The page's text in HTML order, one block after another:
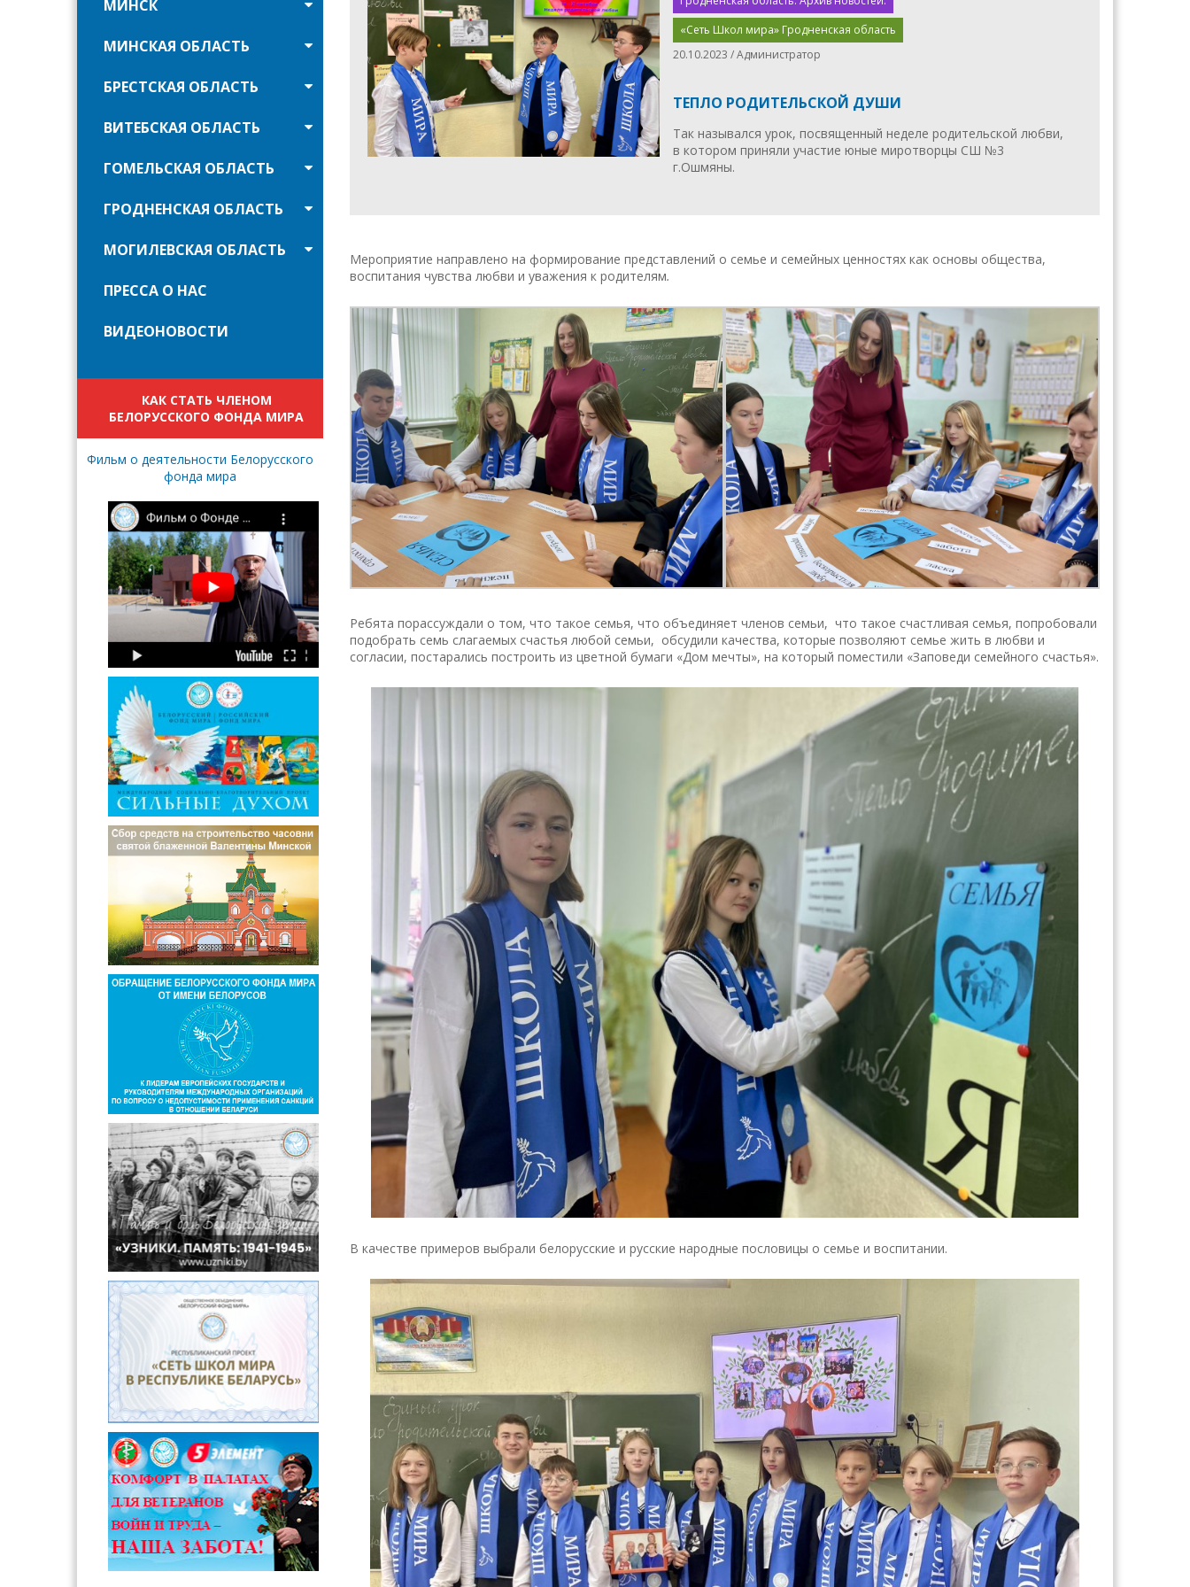
МИНСК
МИНСКАЯ ОБЛАСТЬ
БРЕСТСКАЯ ОБЛАСТЬ
ВИТЕБСКАЯ ОБЛАСТЬ
ГОМЕЛЬСКАЯ ОБЛАСТЬ
ГРОДНЕНСКАЯ ОБЛАСТЬ
МОГИЛЕВСКАЯ ОБЛАСТЬ
ПРЕССА О НАС
ВИДЕОНОВОСТИ
КАК СТАТЬ ЧЛЕНОМ
БЕЛОРУССКОГО ФОНДА МИРА
Фильм о деятельности Белорусского
фонда мира
«Сеть Школ мира» Гродненская область
20.10.2023 / Администратор
ТЕПЛО РОДИТЕЛЬСКОЙ ДУШИ
Так назывался урок, посвященный неделе родительской любви,
в котором приняли участие юные миротворцы СШ №3
г.Ошмяны.
Мероприятие направлено на формирование представлений о семье и семейных ценностях как основы общества,
воспитания чувства любви и уважения к родителям.
Ребята порассуждали о том, что такое семья, что объединяет членов семьи, что такое счастливая семья, попробовали
подобрать семь слагаемых счастья любой семьи, обсудили качества, которые позволяют семье жить в любви и
согласии, постарались построить из цветной бумаги «Дом мечты», на который поместили «Заповеди семейного счастья».
В качестве примеров выбрали белорусские и русские народные пословицы о семье и воспитании.